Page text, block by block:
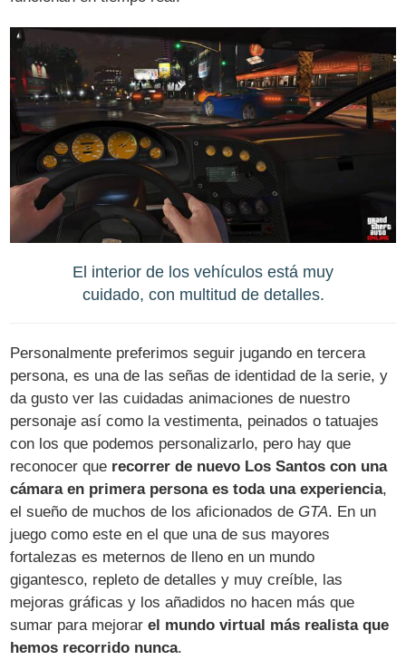
El interior de los vehículos está muy
cuidado, con multitud de detalles.
Personalmente preferimos seguir jugando en tercera
persona, es una de las señas de identidad de la serie, y
da gusto ver las cuidadas animaciones de nuestro
personaje así como la vestimenta, peinados o tatuajes
con los que podemos personalizarlo, pero hay que
reconocer que recorrer de nuevo Los Santos con una
cámara en primera persona es toda una experiencia,
el sueño de muchos de los aficionados deGTA. En un
juego como este en el que una de sus mayores
fortalezas es meternos de lleno en un mundo
gigantesco, repleto de detalles y muy creíble, las
mejoras gráficas y los añadidos no hacen más que
sumar para mejorarel mundo virtual más realista que
hemos recorrido nunca.